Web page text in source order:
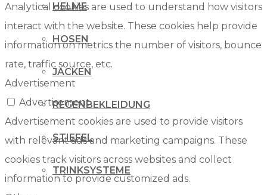
HELME
HOSEN
JACKEN
REGENBEKLEIDUNG
STIEFEL
TRINKSYSTEME
Analytical cookies are used to understand how visitors
interact with the website. These cookies help provide
information on metrics the number of visitors, bounce
rate, traffic source, etc.
Advertisement
Advertisement
Advertisement cookies are used to provide visitors
with relevant ads and marketing campaigns. These
cookies track visitors across websites and collect
information to provide customized ads.